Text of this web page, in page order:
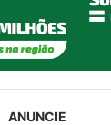
ANUNCIE